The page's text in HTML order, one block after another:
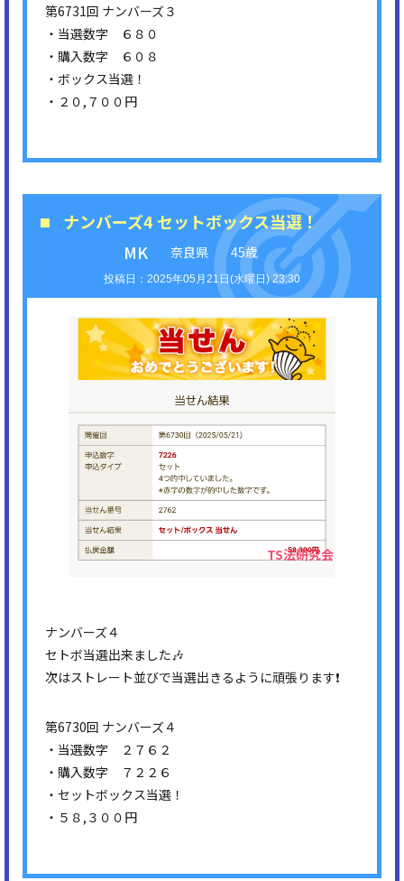
第6731回 ナンバーズ３
・当選数字 ６８０
・購入数字 ６０８
・ボックス当選！
・２０,７００円
ナンバーズ4 セットボックス当選！
MK
奈良県 45歳
2025年05月21日(水曜日) 23:30
ナンバーズ４
セトボ当選出来ました🎶
次はストレート並びで当選出きるように頑張ります❗
第6730回 ナンバーズ４
・当選数字 ２７６２
・購入数字 ７２２６
・セットボックス当選！
・５８,３００円